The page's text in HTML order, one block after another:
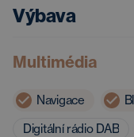
Výbava
Multimédia
Navigace
Digitální rádio DAB